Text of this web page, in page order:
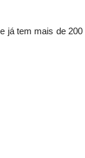
já tem mais de 200